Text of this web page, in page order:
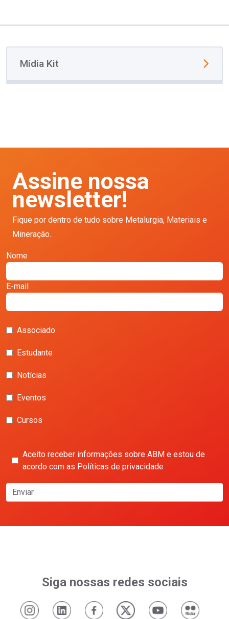
Mídia Kit
Assine nossa
newsletter!
Fique por dentro de tudo sobre Metalurgia, Materiais e
Mineração.
Nome
E-mail
Associado
Estudante
Notícias
Eventos
Cursos
Aceito receber informações sobre ABM e estou de
acordo com as Políticas de privacidade
Enviar
Siga nossas redes sociais